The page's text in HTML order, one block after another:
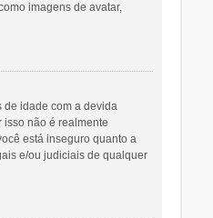
imagens de avatar,
de idade com a devida
não é realmente
está inseguro quanto a
e/ou judiciais de qualquer